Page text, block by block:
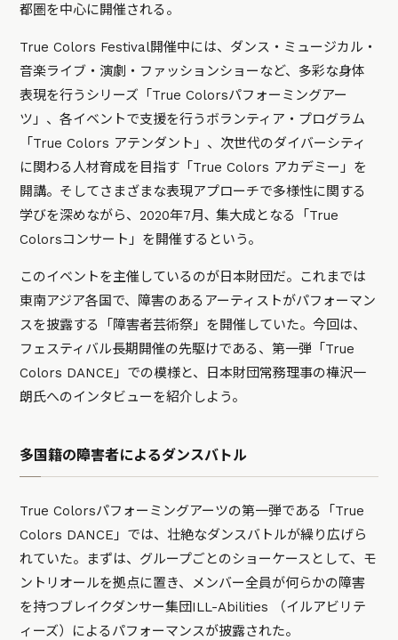
都圏を中心に開催される。
True Colors Festival開催中には、ダンス・ミュージカル・
音楽ライブ・演劇・ファッションショーなど、多彩な身体
表現を行うシリーズ「True Colorsパフォーミングアー
ツ」、各イベントで支援を行うボランティア・プログラム
「True Colors アテンダント」、次世代のダイバーシティ
に関わる人材育成を目指す「True Colors アカデミー」を
開講。そしてさまざまな表現アプローチで多様性に関する
学びを深めながら、2020年7月､ 集大成となる「True
Colorsコンサート」を開催するという。
このイベントを主催しているのが日本財団だ。これまでは
東南アジア各国で、障害のあるアーティストがパフォーマン
スを披露する「障害者芸術祭」を開催していた。今回は、
フェスティバル長期開催の先駆けである、第一弾「True
Colors DANCE」での模様と、日本財団常務理事の樺沢一
朗氏へのインタビューを紹介しよう。
多国籍の障害者によるダンスバトル
True Colorsパフォーミングアーツの第一弾である「True
Colors DANCE」では、壮絶なダンスバトルが繰り広げら
れていた。まずは、グループごとのショーケースとして、モ
ントリオールを拠点に置き、メンバー全員が何らかの障害
を持つブレイクダンサー集団ILL-Abilities （イルアビリテ
ィーズ）によるパフォーマンスが披露された。